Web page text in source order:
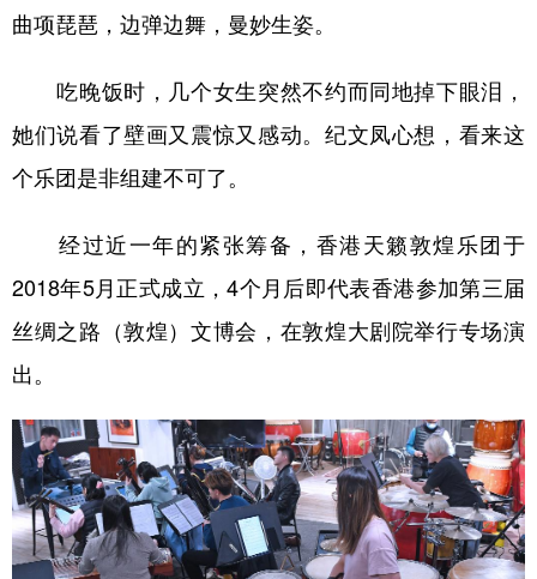
曲项琵琶，边弹边舞，曼妙生姿。
吃晚饭时，几个女生突然不约而同地掉下眼泪，
她们说看了壁画又震惊又感动。纪文凤心想，看来这
个乐团是非组建不可了。
经过近一年的紧张筹备，香港天籁敦煌乐团于
2018年5月正式成立，4个月后即代表香港参加第三届
丝绸之路（敦煌）文博会，在敦煌大剧院举行专场演
出。